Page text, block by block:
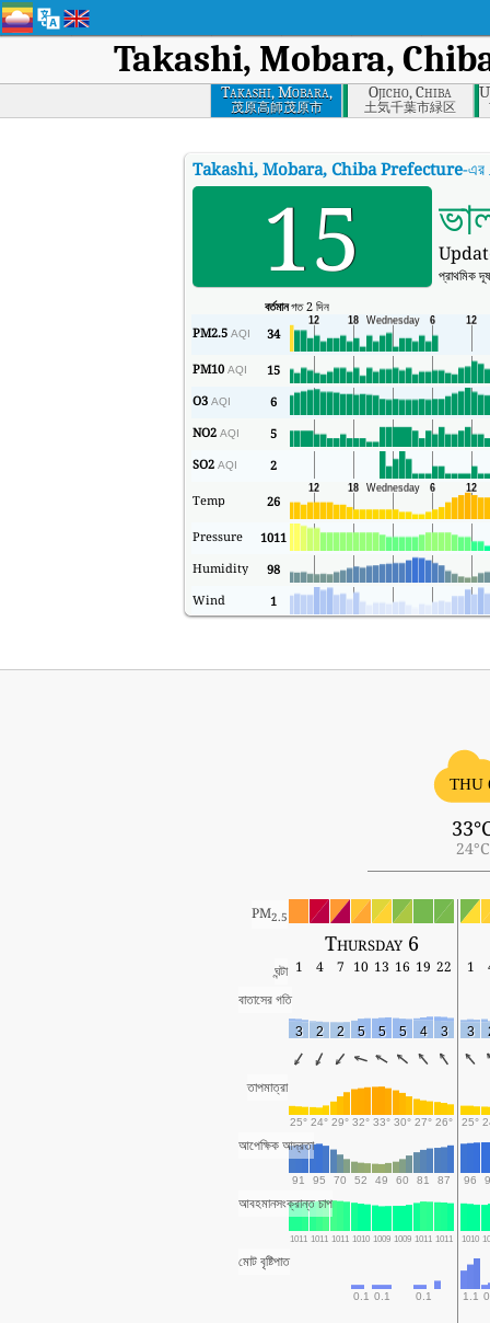
Takashi, Mobara,
Takashi, Mobara,
Chiba Prefecture
茂原高師茂原市
Ojicho, Chiba
土気千葉市緑区
Takashi, Mobara, Chiba Prefecture-এর
15 প্রাথমিক
বর্তমানগত 2 দিন
PM2.5 AQI 34
PM10 AQI
15
O3 AQI
6
NO2 AQI
5
SO2 AQI 2
Temp 26
Pressure
1011
Humidity
98
Wind
1
THU
24°C
PM2.5
Thursday 6
ঘন্টা 1 4 7 10 13 16 19 22 1
বাতাসের গতি
3 2 2 5 5 5 4 3 3
তাপমাত্রা
25° 24° 29° 32° 33° 30° 27° 26° 25°
আপেক্ষিক আদ্রতা
91 95 70 52 49 60 81 87 96
আবহমানসংক্রান্ত চাপ
1011 1011 1011 1010 1009 1009 1011 1011 1010
মোট বৃষ্টিপাত
0.1 0.1 0.1 1.1